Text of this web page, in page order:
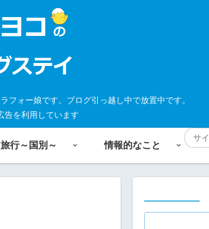
フォー娘です。ブログ引っ越し中で放置中です。
告を利用しています
旅行～国別～ 情報的なこと